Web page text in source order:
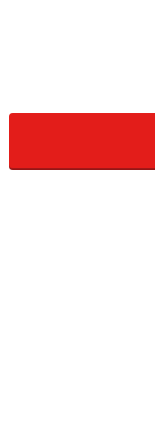
傷しにくい安全設計